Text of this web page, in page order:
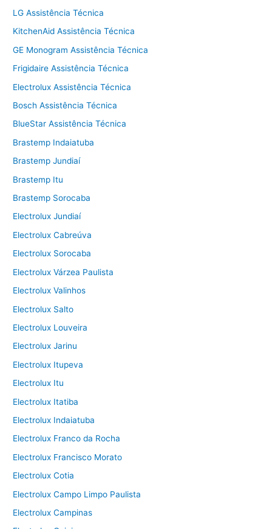
LG Assistência Técnica
KitchenAid Assistência Técnica
GE Monogram Assistência Técnica
Frigidaire Assistência Técnica
Electrolux Assistência Técnica
Bosch Assistência Técnica
BlueStar Assistência Técnica
Brastemp Indaiatuba
Brastemp Jundiaí
Brastemp Itu
Brastemp Sorocaba
Electrolux Jundiaí
Electrolux Cabreúva
Electrolux Sorocaba
Electrolux Várzea Paulista
Electrolux Valinhos
Electrolux Salto
Electrolux Louveira
Electrolux Jarinu
Electrolux Itupeva
Electrolux Itu
Electrolux Itatiba
Electrolux Indaiatuba
Electrolux Franco da Rocha
Electrolux Francisco Morato
Electrolux Cotia
Electrolux Campo Limpo Paulista
Electrolux Campinas